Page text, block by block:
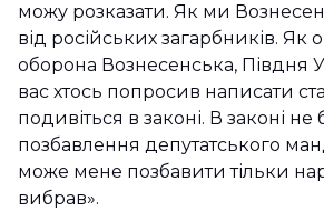
можу розказати. Як ми
від російських загарбників. Як
оборона Вознесенська, Півдня
вас хтось попросив написати
подивіться в законі. В законі не
позбавлення депутатського
може мене позбавити тільки
вибрав».